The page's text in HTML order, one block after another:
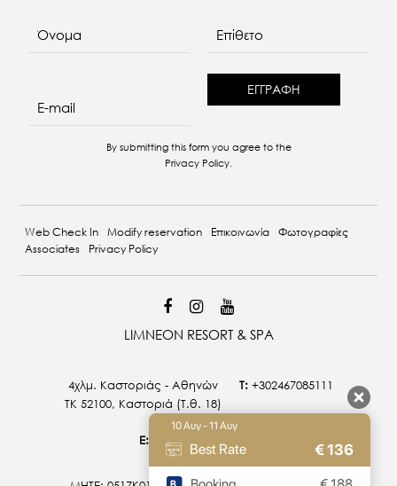
By submitting this form you agree to the
Privacy Policy.
Web Check In Modify reservation Επικοινωνία
Φωτογραφίες
Associates
Privacy Policy
LIMNEON RESORT & SPA
4χλμ. Καστοριάς - Αθηνών
ΤΚ 52100, Καστοριά (T.θ. 18)
T: +302467085111
E: info@limneon.com
10 Αυγ - 11 Αυγ
Best Rate €136